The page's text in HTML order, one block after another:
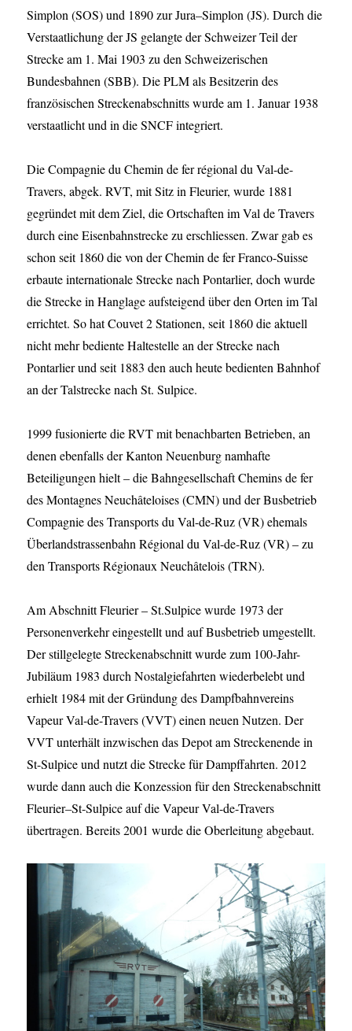
Simplon (SOS) und 1890 zur Jura–Simplon (JS). Durch die
Verstaatlichung der JS gelangte der Schweizer Teil der
Strecke am 1. Mai 1903 zu den Schweizerischen
Bundesbahnen (SBB). Die PLM als Besitzerin des
französischen Streckenabschnitts wurde am 1. Januar 1938
verstaatlicht und in die SNCF integriert.
Die Compagnie du Chemin de fer régional du Val-de-
Travers, abgek. RVT, mit Sitz in Fleurier, wurde 1881
gegründet mit dem Ziel, die Ortschaften im Val de Travers
durch eine Eisenbahnstrecke zu erschliessen. Zwar gab es
schon seit 1860 die von der Chemin de fer Franco-Suisse
erbaute internationale Strecke nach Pontarlier, doch wurde
die Strecke in Hanglage aufsteigend über den Orten im Tal
errichtet. So hat Couvet 2 Stationen, seit 1860 die aktuell
nicht mehr bediente Haltestelle an der Strecke nach
Pontarlier und seit 1883 den auch heute bedienten Bahnhof
an der Talstrecke nach St. Sulpice.
1999 fusionierte die RVT mit benachbarten Betrieben, an
denen ebenfalls der Kanton Neuenburg namhafte
Beteiligungen hielt – die Bahngesellschaft Chemins de fer
des Montagnes Neuchâteloises (CMN) und der Busbetrieb
Compagnie des Transports du Val-de-Ruz (VR) ehemals
Überlandstrassenbahn Régional du Val-de-Ruz (VR) – zu
den Transports Régionaux Neuchâtelois (TRN).
Am Abschnitt Fleurier – St.Sulpice wurde 1973 der
Personenverkehr eingestellt und auf Busbetrieb umgestellt.
Der stillgelegte Streckenabschnitt wurde zum 100-Jahr-
Jubiläum 1983 durch Nostalgiefahrten wiederbelebt und
erhielt 1984 mit der Gründung des Dampfbahnvereins
Vapeur Val-de-Travers (VVT) einen neuen Nutzen. Der
VVT unterhält inzwischen das Depot am Streckenende in
St-Sulpice und nutzt die Strecke für Dampffahrten. 2012
wurde dann auch die Konzession für den Streckenabschnitt
Fleurier–St-Sulpice auf die Vapeur Val-de-Travers
übertragen. Bereits 2001 wurde die Oberleitung abgebaut.